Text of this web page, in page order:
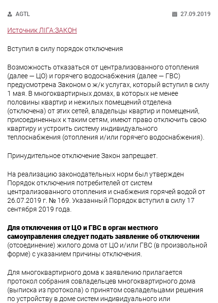
AGTL 27.09.2019
Источник ЛІГА:ЗАКОН
Вступил в силу порядок отключения
Возможность отказаться от централизованного отопления
(далее — ЦО) и горячего водоснабжения (далее — ГВС)
предусмотрена Законом о ж/к услугах, который вступил в силу
1 мая. В многоквартирных домах, в которых не менее
половины квартир и нежилых помещений отделена
(отключена) от этих сетей, владельцы квартир и помещений,
присоединенных к таким сетям, имеют право отключить свою
квартиру и устроить систему индивидуального
теплоснабжения (отопления и/или горячего водоснабжения).
Принудительное отключение Закон запрещает.
На реализацию законодательных норм был утвержден
Порядок отключения потребителей от систем
централизованного отопления и снабжения горячей водой от
26.07.2019 г. № 169. Указанный Порядок вступил в силу 17
сентября 2019 года.
Для отключения от ЦО и ГВС в орган местного
самоуправления следует подать заявление об отключении
(отсоединение) жилого дома от ЦО и/или ГВС (в произвольной
форме) с указанием причины отключения.
Для многоквартирного дома к заявлению прилагается
протокол собрания совладельцев многоквартирного дома
(выписка из протокола) о принятом совладельцами решения
по устройству в доме систем индивидуального или